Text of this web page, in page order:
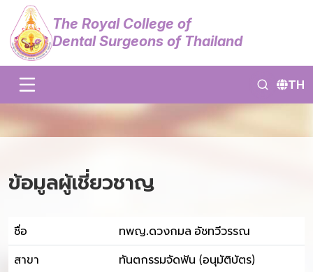
The Royal College of
Dental Surgeons of Thailand
TH
ข้อมูลผู้เชี่ยวชาญ
ชื่อ ทพญ.ดวงกมล อัชทวีวรรณ
สาขา ทันตกรรมจัดฟัน (อนุมัติบัตร)